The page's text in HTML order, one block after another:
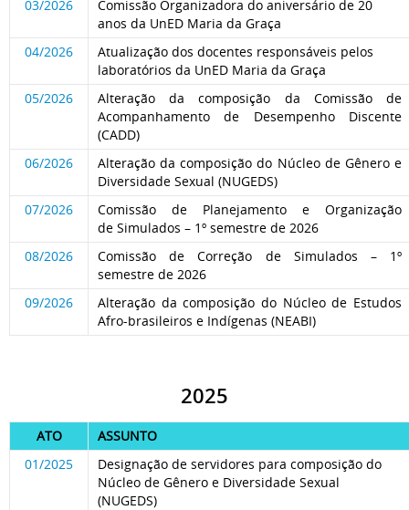
03/2026
Comissão Organizadora do aniversário de 20
anos da UnED Maria da Graça
04/2026
Atualização dos docentes responsáveis pelos
laboratórios da UnED Maria da Graça
05/2026
Alteração da composição da Comissão de
Acompanhamento de Desempenho Discente
(CADD)
06/2026
Alteração da composição do Núcleo de Gênero e
Diversidade Sexual (NUGEDS)
07/2026
Comissão de Planejamento e Organização
de Simulados – 1º semestre de 2026
08/2026
Comissão de Correção de Simulados – 1º
semestre de 2026
09/2026
Alteração da composição do Núcleo de Estudos
Afro-brasileiros e Indígenas (NEABI)
2025
ATO
ASSUNTO
01/2025
Designação de servidores para composição do
Núcleo de Gênero e Diversidade Sexual
(NUGEDS)